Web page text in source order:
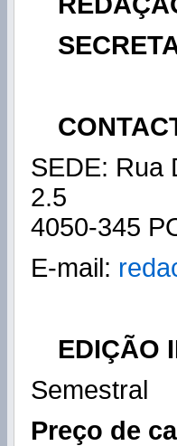
SEDE: Rua
2.5
4050-345
E-mail:
EDIÇÃO
Semestral
Preço de